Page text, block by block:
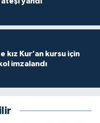
kız Kur’an kursu için
imzalandı